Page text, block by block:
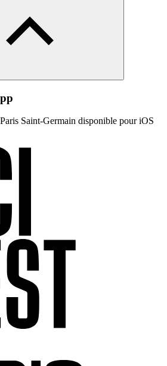
Saint-Germain disponible pour iOS